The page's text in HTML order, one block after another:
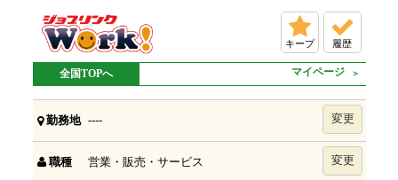
キープ 履歴
全国TOPへ マイページ
勤務地 ---- 変更
職種 営業・販売・サービス 変更